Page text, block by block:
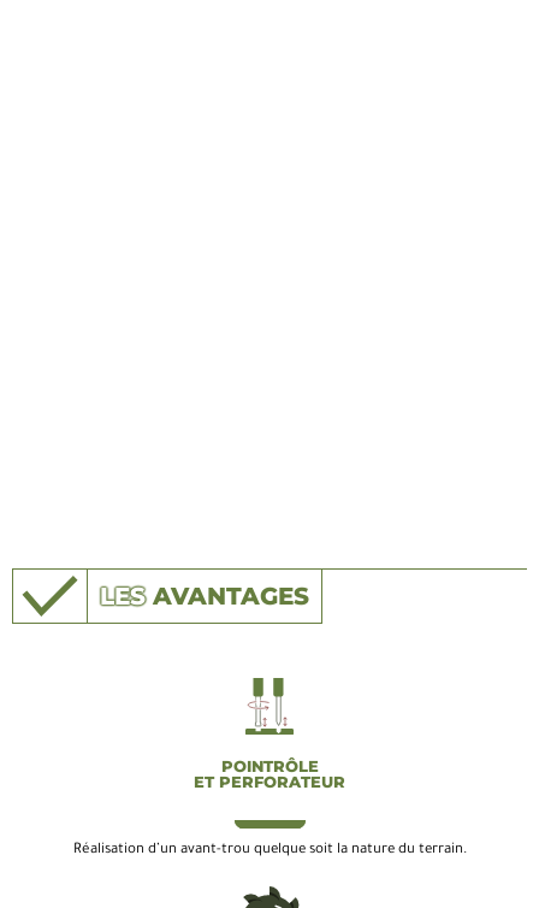
LESAVANTAGES
POINTRÔLE
ET PERFORATEUR
Réalisation d’un avant-trou quelque soit la nature du terrain.